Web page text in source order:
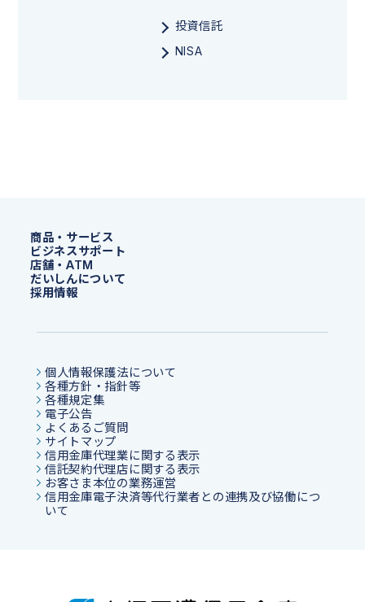
投資信託
NISA
商品・サービス
ビジネスサポート
店舗・ATM
だいしんについて
採用情報
個人情報保護法について
各種方針・指針等
各種規定集
電子公告
よくあるご質問
サイトマップ
信用金庫代理業に関する表示
信託契約代理店に関する表示
お客さま本位の業務運営
信用金庫電子決済等代行業者との連携及び協働につ
いて